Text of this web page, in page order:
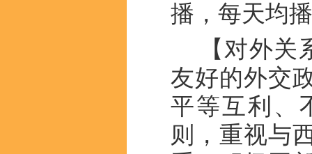
播，每天均
【对外
友好的外交
平等互利、
则，重视与